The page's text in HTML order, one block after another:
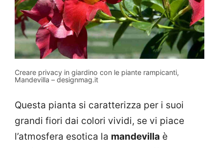
Creare privacy in giardino con le piante rampicanti,
Mandevilla – designmag.it
Questa pianta si caratterizza per i suoi
grandi fiori dai colori vividi, se vi piace
l’atmosfera esotica la mandevilla è